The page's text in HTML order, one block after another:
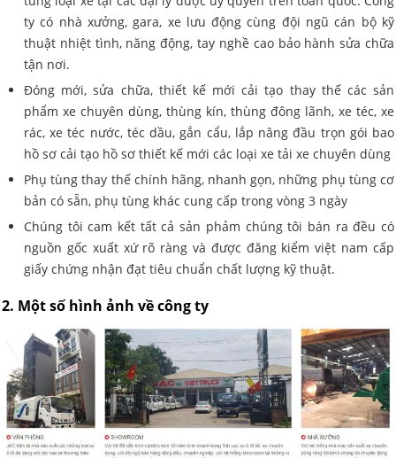
ty có nhà xưởng, gara, xe lưu động cùng đội ngũ cán bộ kỹ
thuật nhiệt tình, năng động, tay nghề cao bảo hành sửa chữa
tận nơi.
Đóng mới, sửa chữa, thiết kế mới cải tạo thay thế các sản
phẩm xe chuyên dùng, thùng kín, thùng đông lãnh, xe téc, xe
rác, xe téc nước, téc dầu, gắn cẩu, lắp nâng đầu trọn gói bao
hồ sơ cải tạo hồ sơ thiết kế mới các loại xe tải xe chuyên dùng
Phụ tùng thay thế chính hãng, nhanh gọn, những phụ tùng cơ
bản có sẵn, phụ tùng khác cung cấp trong vòng 3 ngày
Chúng tôi cam kết tất cả sản phảm chúng tôi bán ra đều có
nguồn gốc xuất xứ rõ ràng và được đăng kiểm việt nam cấp
giấy chứng nhận đạt tiêu chuẩn chất lượng kỹ thuật.
2. Một số hình ảnh về công ty